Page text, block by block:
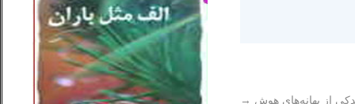
از بهانه‌های هوش →